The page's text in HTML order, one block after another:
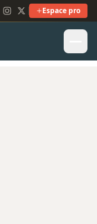
Espace pro